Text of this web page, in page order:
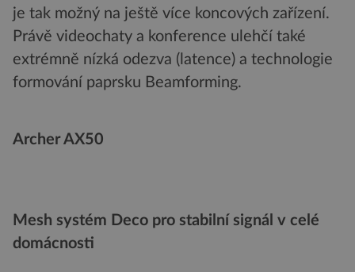
je tak možný na ještě více koncových zařízení.
Právě videochaty a konference ulehčí také
extrémně nízká odezva (latence) a technologie
formování paprsku Beamforming.
Archer AX50
Mesh systém Deco pro stabilní signál v celé
domácnosti